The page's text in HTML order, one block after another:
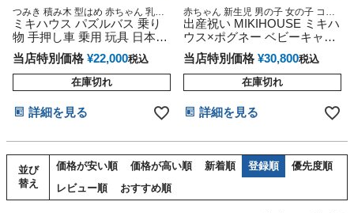
つみき 積み木 型はめ 赤ちゃん 乳幼
児 男の子 女の子 ベビーグッズ プレ
ゼント 贈り物 話題 専門
ミキハウス パズルバス 乗り
物 手押し車 乗用 玩具 日本製
出産祝い 知育 遊び 木馬 木製
当店特別価格 ¥22,000税込
在庫切れ
詳細を見る
赤ちゃん 新生児 男の子 女の子 コラ
ボ ギフトセット ベビーグッズ ラッ
ピング 抱っこ紐 抱っこ おんぶ 前向
き 対面 SG認証 送料無料
出産祝い MIKIHOUSE ミキハ
ウス×ポグネー ベビーキャリ
ア
当店特別価格 ¥30,800税込
在庫切れ
詳細を見る
並び
替え
価格が安い順 価格が高い順 新着順 登録順
優先度順
レビュー順
おすすめ順